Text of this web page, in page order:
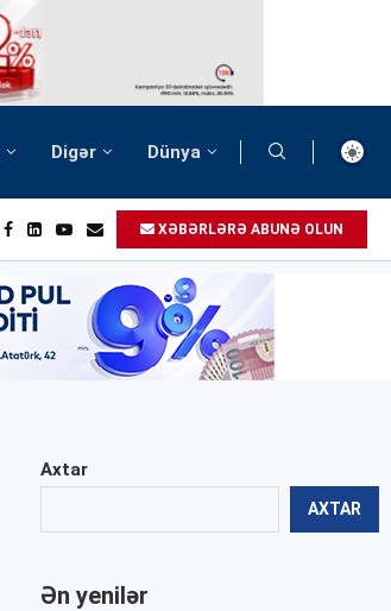
Digər Dünya
XƏBƏRLƏRƏ ABUNƏ OLUN
Axtar
AXTAR
Ən yenilər